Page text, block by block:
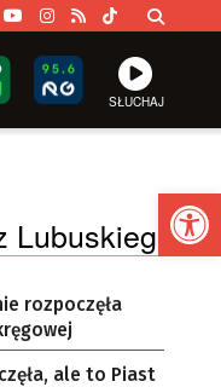
SŁUCHAJ
Lubuskiego
rozpoczęła
ale to Piast